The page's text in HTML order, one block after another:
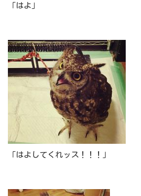
「はよ」
「はよしてくれッス！！！」